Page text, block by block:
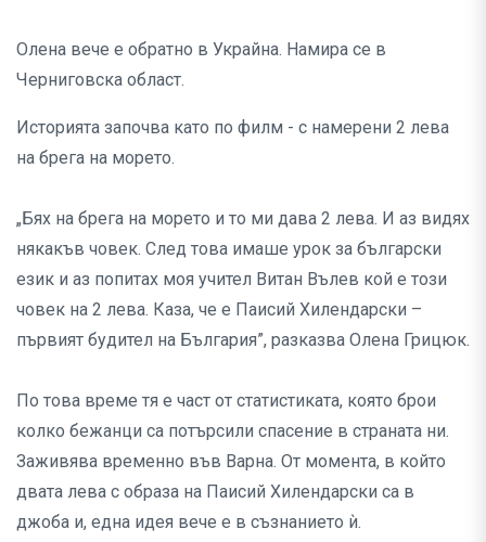
Олена вече е обратно в Украйна. Намира се в
Черниговска област.
Историята започва като по филм - с намерени 2 лева
на брега на морето.
„Бях на брега на морето и то ми дава 2 лева. И аз видях
някакъв човек. След това имаше урок за български
език и аз попитах моя учител Витан Вълев кой е този
човек на 2 лева. Каза, че е Паисий Хилендарски –
първият будител на България”, разказва Олена Грицюк.
По това време тя е част от статистиката, която брои
колко бежанци са потърсили спасение в страната ни.
Заживява временно във Варна. От момента, в който
двата лева с образа на Паисий Хилендарски са в
джоба и, една идея вече е в съзнанието ѝ.